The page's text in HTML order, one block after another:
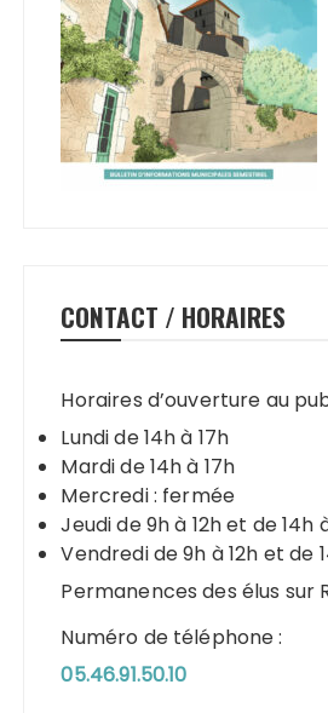
CONTACT / HORAIRES
Horaires d’ouverture au
Lundi de 14h à 17h
Mardi de 14h à 17h
Mercredi : fermée
Jeudi de 9h à 12h et de 14h
Vendredi de 9h à 12h et de
Permanences des élus sur
Numéro de téléphone :
05.46.91.50.10